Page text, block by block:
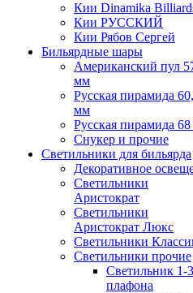
Кии Dinamika
Кии РУССКИЙ
Кии Рябов Сергей
Бильярдные шары
Американский пул
мм
Русская пирамида
мм
Русская пирамида
Снукер и прочие
Светильники для бильярда
Декоративное
Светильники
Аристократ
Светильники
Аристократ Люкс
Светильники
Светильники прочие
Светильник 1-3
плафона